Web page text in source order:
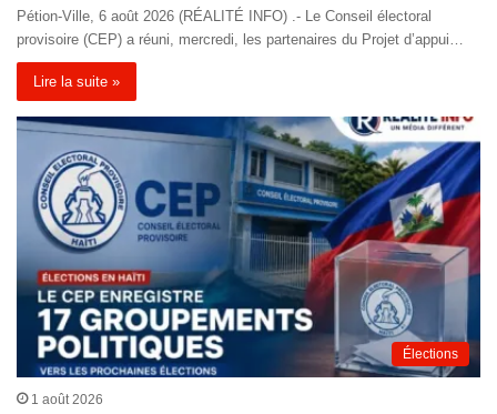
Pétion-Ville, 6 août 2026 (RÉALITÉ INFO) .- Le Conseil électoral
provisoire (CEP) a réuni, mercredi, les partenaires du Projet d’appui…
Lire la suite »
Élections
1 août 2026